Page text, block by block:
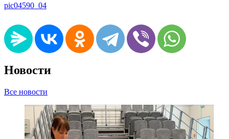
pic04590_04
Новости
Все новости